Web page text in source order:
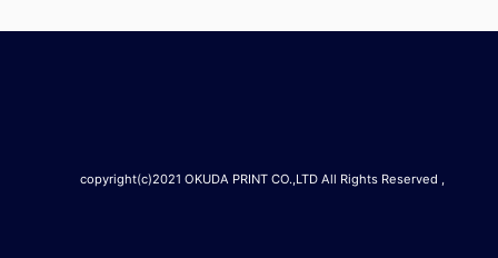
copyright(c)2021 OKUDA PRINT CO.,LTD All Rights Reserved ,